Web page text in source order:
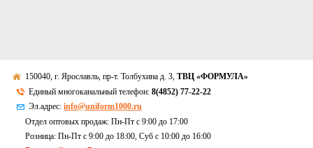
150040, г. Ярославль, пр-т. Толбухина д. 3,ТВЦ «ФОРМУЛА»
Единый многоканальный телефон:8(4852) 77-22-22
Эл.адрес:info@uniform1000.ru
Отдел оптовых продаж: Пн-Пт с 9:00 до 17:00
Розница: Пн-Пт с 9:00 до 18:00, Суб c 10:00 до 16:00